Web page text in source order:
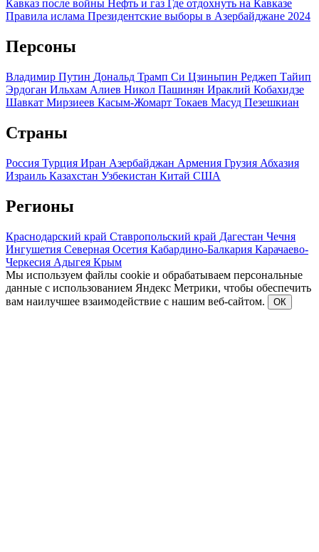
Кавказ после войны Нефть и газ Где отдохнуть на Кавказе
Правила ислама Президентские выборы в Азербайджане 2024
Персоны
Владимир Путин Дональд Трамп Си Цзиньпин Реджеп Тайип
Эрдоган Ильхам Алиев Никол Пашинян Ираклий Кобахидзе
Шавкат Мирзиеев Касым-Жомарт Токаев Масуд Пезешкиан
Страны
Россия Турция Иран Азербайджан Армения Грузия Абхазия
Израиль Казахстан Узбекистан Китай США
Регионы
Краснодарский край Ставропольский край Дагестан Чечня
Ингушетия Северная Осетия Кабардино-Балкария Карачаево-
Черкесия Адыгея Крым
Мы используем файлы cookie и обрабатываем персональные
данные с использованием Яндекс Метрики, чтобы обеспечить
вам наилучшее взаимодействие с нашим веб-сайтом.
ОК